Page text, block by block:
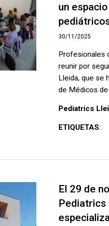
un
30/11/2025
Profesionales
reunir por
Lleida, que se
de Médicos de
Pediatrics
ETIQUETAS:
El 29 de
Pediatrics